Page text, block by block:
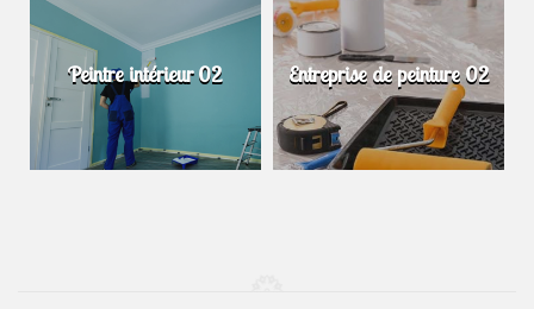
Peintre intérieur 02 Entreprise de peinture 02